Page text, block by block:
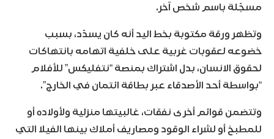
مسجّلة باسم شخص آخر.
وتظهر ورقة مكتوبة بخط اليد أنه كان يسدّد، بسبب
خضوعه لعقوبات غربية على خلفية اتهامه بانتهاكات
لحقوق الانسان، بدل اشتراك بمنصة “نتفليكس” للأفلام
“بواسطة أحد الأصدقاء عبر بطاقة ائتمان في الخارج”.
وتتضمن قوائم أخرى نفقات، غالبيتها منزلية ولأولاده أو
للمطبخ أو لشراء الوقود ومصاريف أملاك بينها الفيلا التي